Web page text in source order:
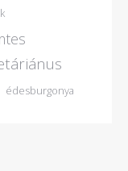
édesburgonya